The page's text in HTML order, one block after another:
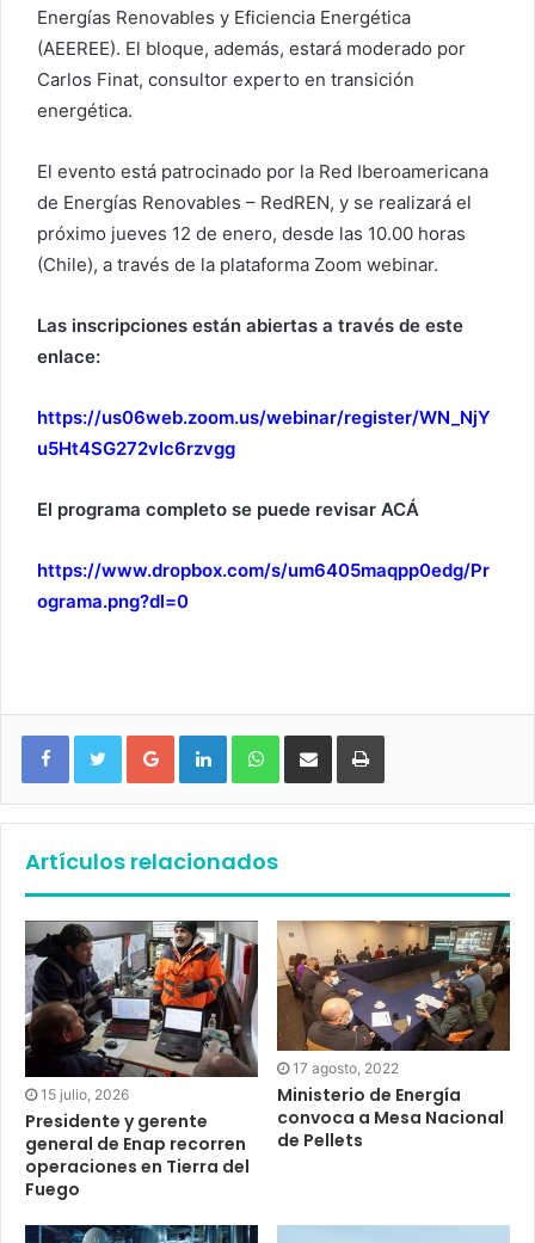
Energías Renovables y Eficiencia Energética
(AEEREE). El bloque, además, estará moderado por
Carlos Finat, consultor experto en transición
energética.
El evento está patrocinado por la Red Iberoamericana
de Energías Renovables – RedREN, y se realizará el
próximo jueves 12 de enero, desde las 10.00 horas
(Chile), a través de la plataforma Zoom webinar.
Las inscripciones están abiertas a través de este
enlace:
https://us06web.zoom.us/webinar/register/WN_NjY
u5Ht4SG272vIc6rzvgg
El programa completo se puede revisar ACÁ
https://www.dropbox.com/s/um6405maqpp0edg/Pr
ograma.png?dl=0
Google+ LinkedIn WhatsApp
Artículos relacionados
15 julio, 2026
Presidente y gerente
general de Enap recorren
operaciones en Tierra del
Fuego
17 agosto, 2022
Ministerio de Energía
convoca a Mesa Nacional
de Pellets